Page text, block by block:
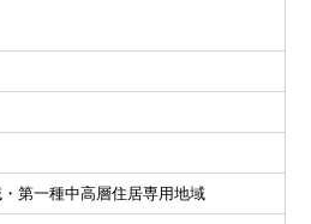
第一種中高層住居専用地域